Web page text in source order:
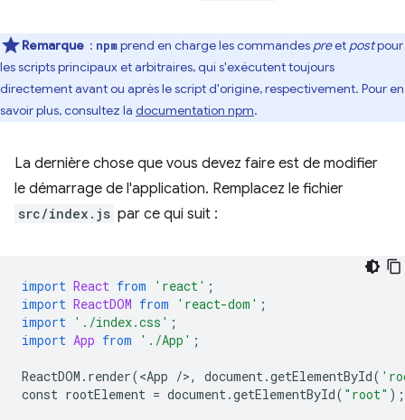
Remarque : npmprend en charge les commandes preet postpour
les scripts principaux et arbitraires, qui s'exécutent toujours
directement avant ou après le script d'origine, respectivement. Pour en
savoir plus, consultez la documentation npm.
La dernière chose que vous devez faire est de modifier
le démarrage de l'application. Remplacez le fichier
src/index.js par ce qui suit :
import React from 'react' ;
import ReactDOM from 'react-dom' ;
import
'./index.css' ;
import App from './App' ;
ReactDOM . render(<App />, document .getElementById(
const rootElement = document .getElementById( "root" );